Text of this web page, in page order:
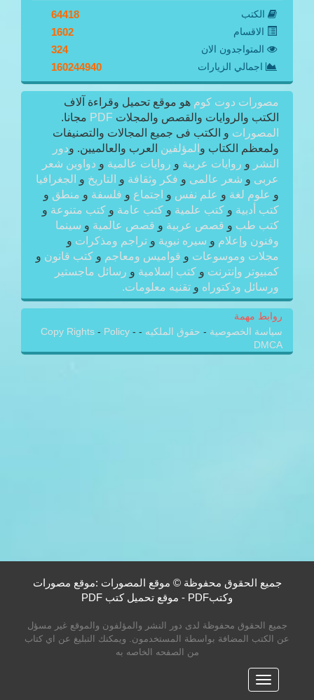
الكتب 64418
الاقسام 1602
المتواجدون الان 324
اجمالي الزيارات 160244940
مصورات دوت كوم هو موقع تحميل وقراءة آلاف
الكتب والروايات والقصص والمجلات PDF مجانا.
المصورات و الكتب فى جميع المجالات والتصنيفات
ولمعظم الكتاب و المؤلفين العرب والعالميين. ودور
النشر و روايات عربية و روايات عالمية و دواوين شعر
عربى و شعر عالمى و فكر وثقافة و التاريخ و الجغرافيا
و علوم لغة و علم نفس و اجتماع و فلسفة و منطق و
كتب أدبية و كتب علمية و كتب عامة و كتب متنوعة و
كتب طب و قصص عربية و قصص عالمية و سينما
وفنون وإعلام و سيره نبوية و تراجم ومذكرات و
مجلات وموسوعات و قواميس ومعاجم و كتب قانون و
كمبيوتر وإنترنت و كتب إسلامية و رسائل ماجستير
ورسائل ودكتوراه و تقنيه معلومات.
روابط مهمة
سياسة الخصوصية - حقوق الملكيه -
Copy Rights - Policy -
DMCA
جميع الحقوق محفوظة © موقع المصورات :موقع مصورات
وكتبPDF - موقع تحميل كتب PDF
جميع الحقوق محفوظة لدى دور النشر والمؤلفون والموقع غير مسؤل
عن الكتب المضافة بواسطة المستخدمون. ويمكنك التبليغ عن اي كتاب
من الصفحه الخاصه به
القائمه